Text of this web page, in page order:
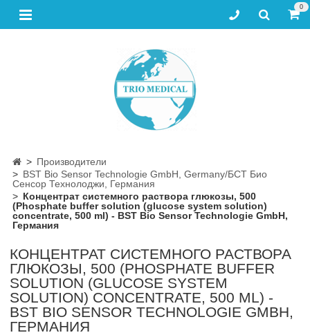
0
Производители
BST Bio Sensor Technologie GmbH, Germany/БСТ Био
Сенсор Технолоджи, Германия
Концентрат системного раствора глюкозы, 500
(Phosphate buffer solution (glucose system solution)
concentrate, 500 ml) - BST Bio Sensor Technologie GmbH,
Германия
КОНЦЕНТРАТ СИСТЕМНОГО РАСТВОРА
ГЛЮКОЗЫ, 500 (PHOSPHATE BUFFER
SOLUTION (GLUCOSE SYSTEM
SOLUTION) CONCENTRATE, 500 ML) -
BST BIO SENSOR TECHNOLOGIE GMBH,
ГЕРМАНИЯ